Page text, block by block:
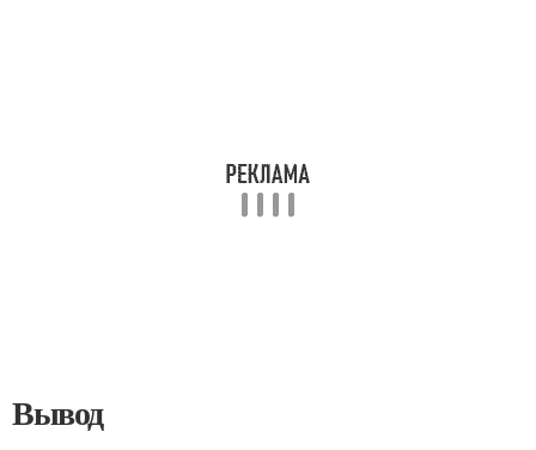
Вывод